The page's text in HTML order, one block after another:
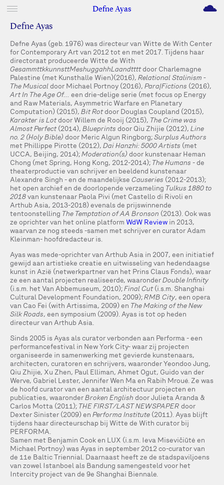
Defne Ayas M
Defne Ayas
Defne Ayas (geb. 1976) was directeur van Witte de With Center
for Contemporary Art van 2012 tot en met 2017. Tijdens haar
directoraat produceerde Witte de With
GesammttkkunnsttMeshuggahhLaandttttdoor Charlemagne
Palestine (met Kunsthalle Wien)(2016), Relational Stalinism -
The Musicaldoor Michael Portnoy (2016), Para|Fictions (2016),
Art In The Age Of…
een drie-delige serie (met focus op Energy
and Raw Materials, Asymmetric Warfare en Planetary
Computation) (2015), Bit Rotdoor Douglas Coupland (2015),
Karakter is Lotdoor Willem de Rooij (2015), The Crime was
Almost Perfect(2014), Blueprints door Qiu Zhijie (2012), Line
no. 2 (Holy Bible) door Meric Algun Ringborg;Surplus Authors
met Phillippe Pirotte (2012), Dai Hanzhi: 5000 Artists (met
UCCA, Beijing, 2014);Moderation(s) door kunstenaar Heman
Chong (met Spring, Hong Kong, 2012-2014); The Humans - de
theaterproductie van schrijver en beeldend kunstenaar
Alexandre Singh - en de maandelijkse Causeries (2012-2013);
het open archief en de doorlopende verzameling Tulkus 1880 to
2018van kunstenaar Paola Pivi (met Castello di Rivoli en
Arthub Asia, 2013-2018) evenals de prijswinnende
tentoonstelling The Temptation of AA Bronson (2013). Ook was
ze oprichter van het online platform WdW Review in 2013,
waarvan ze nog steeds -samen met schrijver en curator Adam
Kleinman- hoofdredacteur is.
Ayas was mede-oprichter van Arthub Asia in 2007, een initiatief
gewijd aan artistieke creatie en uitwisseling van hedendaagse
kunst in Azië (netwerkpartner van het Prins Claus Fonds), waar
ze een aantal projecten realiseerde, waaronderDouble Infinity
(i.s.m. het Van Abbemuseum, 2010);Final Cut(i.s.m. Shanghai
Cultural Development Foundation, 2009);RMB City, een opera
van Cao Fei (with Artissima, 2009) en The Making of the New
Silk Roads, een symposium (2009). Ayas is tot op heden
directeur van Arthub Asia.
Sinds 2005 is Ayas als curator verbonden aan Performa - een
performancefestival in New York City- waar zij projecten
organiseerde in samenwerking met gevierde kunstenaars,
architecten, curatoren en schrijvers, waaronder Yeondoo Jung,
Qiu Zhijie, Xu Zhen, Paul Elliman, Ahmet Ogut, Guido van der
Werve, Gabriel Lester, Jennifer Wen Ma en Rabih Mroué. Ze was
de hoofd curator van een aantal architectuur projecten en
publicaties, waaronderBroken English door Julieta Aranda &
Carlos Motta (2011); THE FIRST/LAST NEWSPAPER door
Dexter Sinister (2009) en Performa Institute (2011). Ayas blijft
tijdens haar directeurschap bij Witte de With curator bij
PERFORMA.
Samen met Benjamin Cook en LUX (i.s.m. Ieva Misevičiūtė en
Michael Portnoy) was Ayas in september 2012 co-curator van
de 11e Baltic Triennial. Daarnaast heeft ze de stadspaviljoens
van zowel Istanboel als Bandung samengesteld voor het
Intercity project van de 9e Shanghai Biennale.